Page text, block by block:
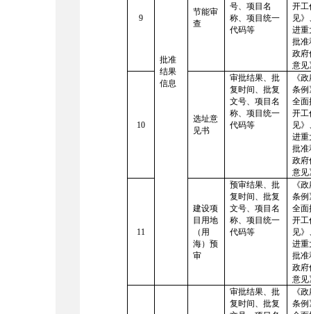
批准
结果
信息
9
节能审
查
号、项目名
称、项目统一
代码等
开工
见
进重
批准
政府
意见
10
选址意
见书
审批结果、批
复时间、批复
文号、项目名
称、项目统一
代码等
《
条例
全面
开工
见
进重
批准
政府
意见
11
建设项
目用地
（用
海）预
审
预审结果、批
复时间、批复
文号、项目名
称、项目统一
代码等
《
条例
全面
开工
见
进重
批准
政府
意见
审批结果、批
复时间、批复
《
条例